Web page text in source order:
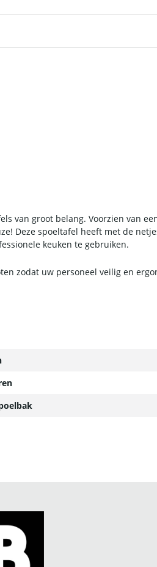
van groot belang. Voorzien van
Deze spoeltafel heeft met de
keuken te gebruiken.
zodat uw personeel veilig en